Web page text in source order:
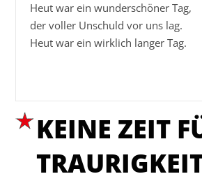
Heut war ein wunderschöner Tag,
der voller Unschuld vor uns lag.
Heut war ein wirklich langer Tag.
KEINE ZEIT